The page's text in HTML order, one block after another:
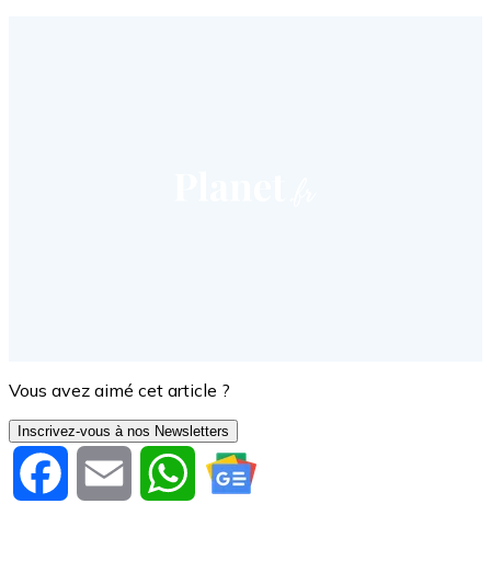
Vous avez aimé cet article ?
Inscrivez-vous à nos Newsletters
Facebook Email WhatsApp